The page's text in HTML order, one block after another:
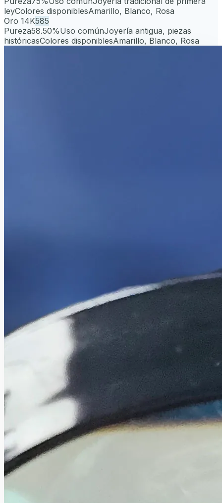
leyColores disponiblesAmarillo, Blanco, Rosa
Oro 14K585
Pureza58.50%Uso comúnJoyería antigua, piezas
históricasColores disponiblesAmarillo, Blanco, Rosa